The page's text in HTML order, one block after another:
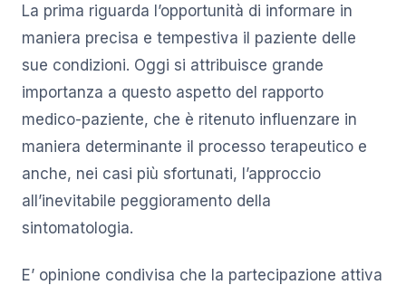
La prima riguarda l’opportunità di informare in
maniera precisa e tempestiva il paziente delle
sue condizioni. Oggi si attribuisce grande
importanza a questo aspetto del rapporto
medico-paziente, che è ritenuto influenzare in
maniera determinante il processo terapeutico e
anche, nei casi più sfortunati, l’approccio
all’inevitabile peggioramento della
sintomatologia.
E’ opinione condivisa che la partecipazione attiva